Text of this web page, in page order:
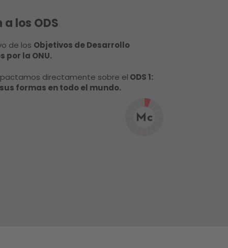
los ODS
de los Objetivos de Desarrollo
por la ONU.
directamente sobre el ODS 1:
formas en todo el mundo.